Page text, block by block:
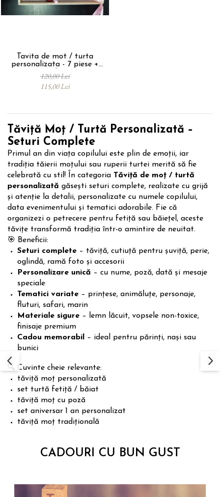
Puzzle personalizat
Sort personalizat
Tricouri personalizate
Pix personalizat
evenimente
Tavita de mot / turta
personalizata - 7 piese +
cadou
120,00 Lei
115,00 Lei
Tăviță Moț / Turtă Personalizată –
Seturi Complete
Primul an din viața copilului este plin de emoții, iar
tradiția tăierii moțului sau ruperii turtei merită să fie
celebrată cu stil! În categoria Tăviță de moț / turtă
personalizată găsești seturi complete, realizate cu grijă
și atenție la detalii, personalizate cu numele copilului,
data evenimentului și tematici adorabile. Fie că
organizezi o petrecere pentru fetiță sau băiețel, aceste
tăvițe transformă tradiția într-o amintire de neuitat.
🎯 Beneficii:
Seturi complete – tăviță, cutiuță pentru șuviță, perie,
oglindă, ramă foto și accesorii
Personalizare unică – cu nume, poză, dată și mesaje
speciale
Tematici variate – prințese, animăluțe, personaje,
fluturi, safari, marin
Materiale sigure – lemn lăcuit, vopsele non-toxice,
finisaje premium
Cadou memorabil – ideal pentru părinți, nași sau
bunici
🔍 Cuvinte cheie relevante:
tăviță moț personalizată
set turtă fetiță / băiat
tăviță moț cu poză
set aniversar 1 an personalizat
tăviță moț tradițională
CADOURI CU BUN GUST